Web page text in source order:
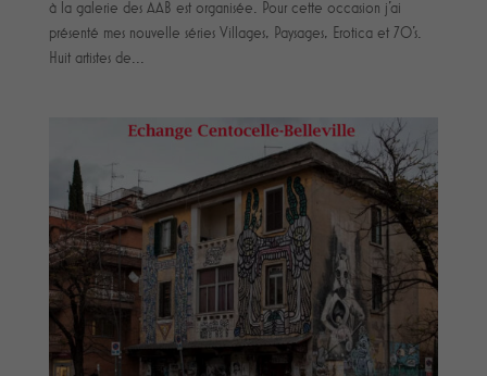
à la galerie des AAB est organisée. Pour cette occasion j'ai
présenté mes nouvelle séries Villages, Paysages, Erotica et 70's.
Huit artistes de...